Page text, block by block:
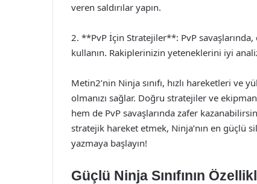
veren saldırılar yapın.
2. **PvP İçin Stratejiler**: PvP
kullanın. Rakiplerinizin yeteneklerini iyi
Metin2’nin Ninja sınıfı, hızlı hareketleri
olmanızı sağlar. Doğru stratejiler ve
hem de PvP savaşlarında zafer
stratejik hareket etmek, Ninja’nın en güçlü
yazmaya başlayın!
Güçlü Ninja Sınıfının